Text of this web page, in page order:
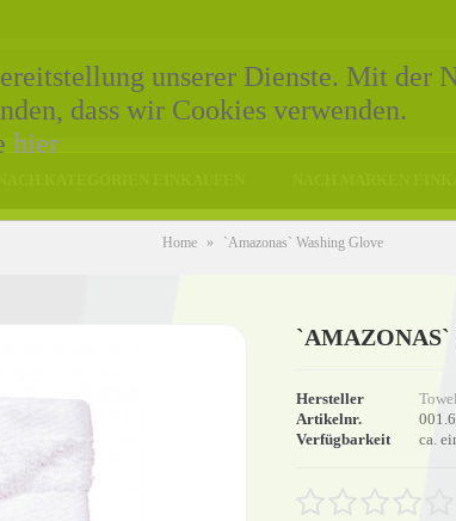
Home » `Amazonas` Washing Glove
Hersteller
Artikelnr.
Verfügbarkeit
ca.
unserer Dienste. Mit der
dass wir Cookies verwenden.
hier